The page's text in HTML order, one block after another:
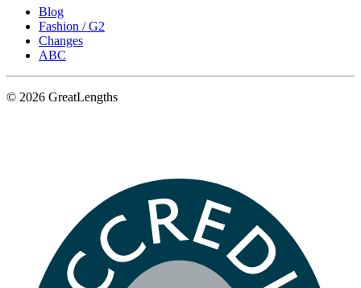
Blog
Fashion / G2
Changes
ABC
© 2026 GreatLengths